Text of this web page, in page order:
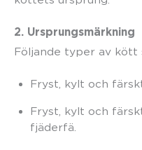
2. Ursprungsmärkning
Följande typer av kött
Fryst, kylt och
Fryst, kylt och
fjäderfä.